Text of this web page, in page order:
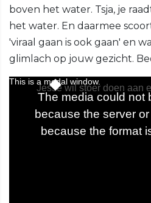
boven het water. Tsja, je
het water. En daarmee
'viraal gaan is ook gaan' en
glimlach op jouw gezicht.